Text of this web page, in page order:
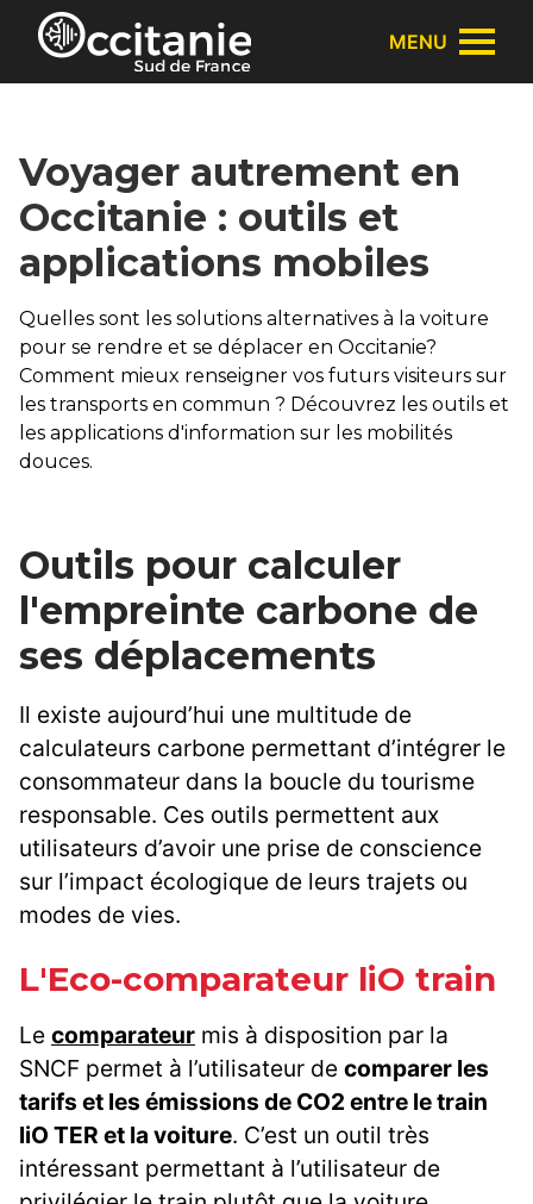
Panneau de gestion des cookies
MENU
Voyager autrement en
Occitanie : outils et
applications mobiles
Quelles sont les solutions alternatives à la voiture
pour se rendre et se déplacer en Occitanie?
Comment mieux renseigner vos futurs visiteurs sur
les transports en commun ? Découvrez les outils et
les applications d'information sur les mobilités
douces.
Outils pour calculer
l'empreinte carbone de
ses déplacements
Il existe aujourd’hui une multitude de
calculateurs carbone permettant d’intégrer le
consommateur dans la boucle du tourisme
responsable. Ces outils permettent aux
utilisateurs d’avoir une prise de conscience
sur l’impact écologique de leurs trajets ou
modes de vies.
L'Eco-comparateur liO train
Le comparateur mis à disposition par la
SNCF permet à l’utilisateur de comparer les
tarifs et les émissions de CO2 entre le train
liO TER et la voiture. C’est un outil très
intéressant permettant à l’utilisateur de